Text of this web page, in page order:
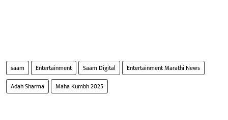
saam Entertainment Saam Digital
Entertainment Marathi News
Adah Sharma
Maha Kumbh 2025